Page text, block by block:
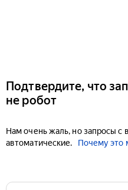
Подтвердите, что
не робот
Нам очень жаль, но запросы с
автоматические.
Почему это